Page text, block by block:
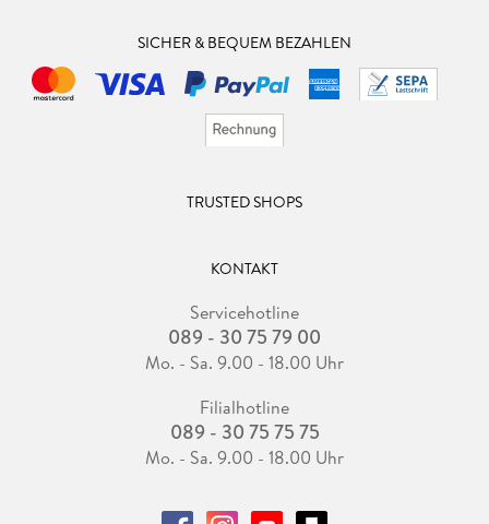
SICHER & BEQUEM BEZAHLEN
TRUSTED SHOPS
KONTAKT
Servicehotline
089 - 30 75 79 00
Mo. - Sa. 9.00 - 18.00 Uhr
Filialhotline
089 - 30 75 75 75
Mo. - Sa. 9.00 - 18.00 Uhr